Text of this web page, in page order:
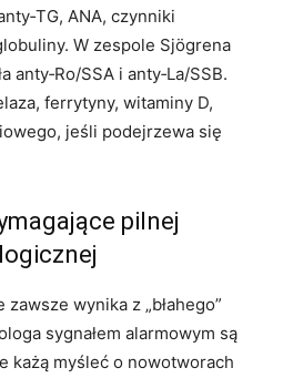
ANA, czynniki
W zespole Sjögrena
anty‑Ro/SSA i anty‑La/SSB.
ferrytyny, witaminy D,
jeśli podejrzewa się
pilnej
zawsze wynika z „błahego”
sygnałem alarmowym są
każą myśleć o nowotworach